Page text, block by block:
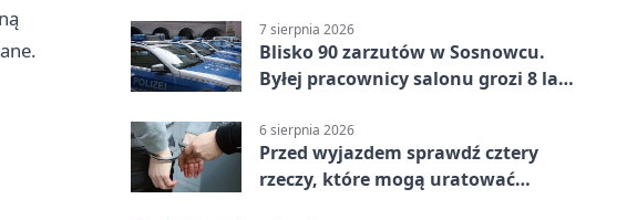
7 sierpnia 2026
Blisko 90 zarzutów w Sosnowcu.
Byłej pracownicy salonu grozi 8 lat
6 sierpnia 2026
Przed wyjazdem sprawdź cztery
rzeczy, które mogą uratować